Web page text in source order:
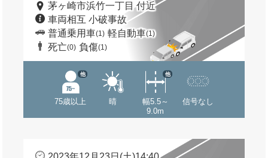
茅ヶ崎市浜竹一丁目 付近
車両相互 小破事故
普通乗用車(1) 軽自動車(1)
死亡(0) 負傷(1)
75歳以上
他
晴
幅5.5～
9.0m
他
信号なし